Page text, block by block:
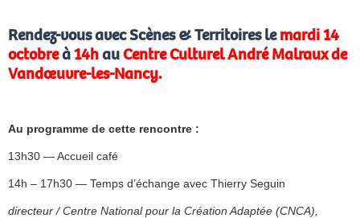
Rendez-vous avec Scènes & Territoires lemardi 14
octobreà14hau Centre Culturel André Malraux de
Vandœuvre-les-Nancy.
Au programme de cette rencontre :
13h30 — Accueil café
14h – 17h30 — Temps d’échange avec Thierry Seguin
directeur / Centre National pour la Création Adaptée (CNCA),